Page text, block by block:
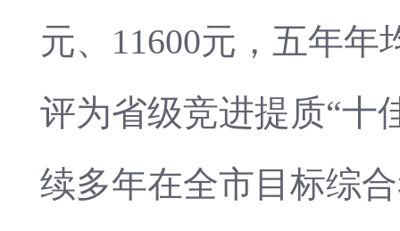
元、11600元，五年年
评为省级竞进提质“十
续多年在全市目标综